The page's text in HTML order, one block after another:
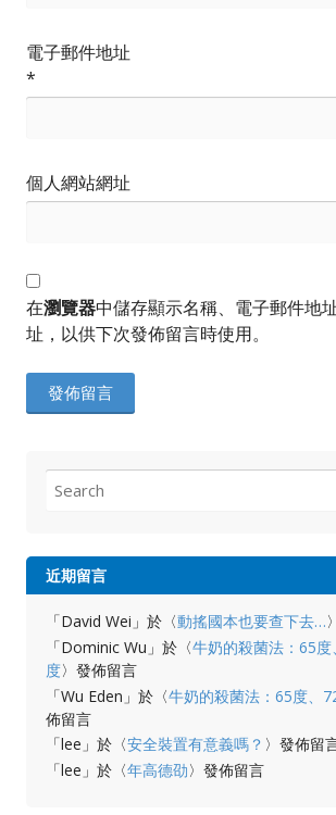
電子郵件地址
*
個人網站網址
在瀏覽器中儲存顯示名稱、電子郵件地
址，以供下次發佈留言時使用。
for:
近期留言
「David Wei 」於〈動搖國本也要查下去…
「Dominic Wu 」於〈牛奶的殺菌法：65
度〉發佈留言
「Wu Eden 」於〈牛奶的殺菌法：65度、
佈留言
「lee 」於〈安全裝置有意義嗎？ 〉發佈留
「lee 」於〈年高德劭〉發佈留言